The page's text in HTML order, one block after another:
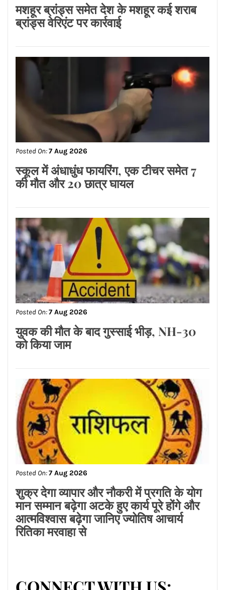
मशहूर ब्रांड्स समेत देश के मशहूर कई शराब
ब्रांड्स वेरिएंट पर कार्रवाई
Posted On:7 Aug 2026
स्कूल में अंधाधुंध फायरिंग, एक टीचर समेत 7
की मौत और 20 छात्र घायल
Posted On:7 Aug 2026
युवक की मौत के बाद गुस्साई भीड़, NH-30
को किया जाम
Posted On:7 Aug 2026
शुक्र देगा व्यापार और नौकरी में प्रगति के योग
मान सम्मान बढ़ेगा अटके हुए कार्य पूरे होंगे और
आत्मविश्वास बढ़ेगा जानिए ज्योतिष आचार्य
रितिका मरवाहा से